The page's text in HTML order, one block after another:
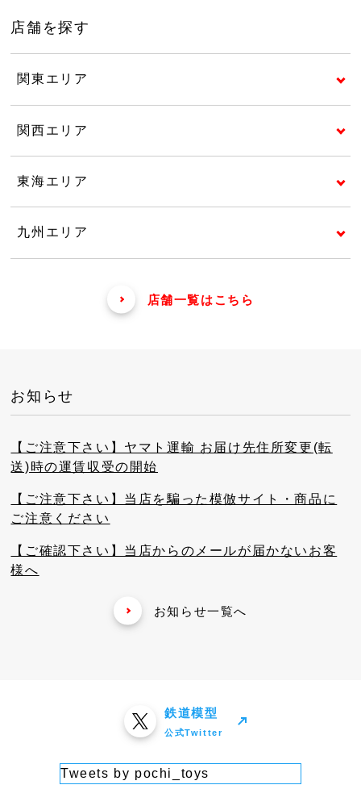
店舗を探す
関東エリア
関西エリア
東海エリア
九州エリア
店舗一覧はこちら
お知らせ
【ご注意下さい】ヤマト運輸 お届け先住所変更(転
送)時の運賃収受の開始
【ご注意下さい】当店を騙った模倣サイト・商品に
ご注意ください
【ご確認下さい】当店からのメールが届かないお客
様へ
お知らせ一覧へ
鉄道模型
公式Twitter
Tweets by pochi_toys